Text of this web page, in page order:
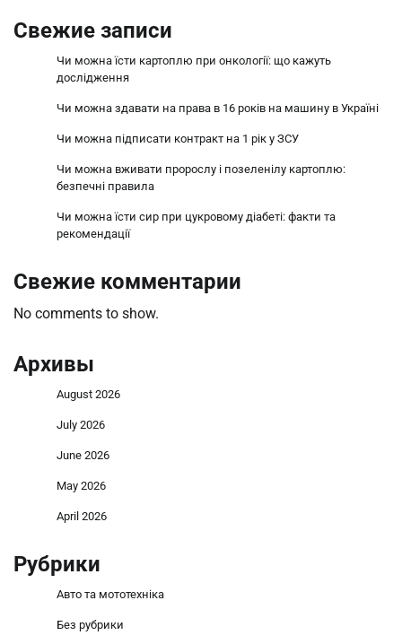
Свежие записи
Чи можна їсти картоплю при онкології: що кажуть
дослідження
Чи можна здавати на права в 16 років на машину в Україні
Чи можна підписати контракт на 1 рік у ЗСУ
Чи можна вживати пророслу і позеленілу картоплю:
безпечні правила
Чи можна їсти сир при цукровому діабеті: факти та
рекомендації
Свежие комментарии
No comments to show.
Архивы
August 2026
July 2026
June 2026
May 2026
April 2026
Рубрики
Авто та мототехніка
Без рубрики